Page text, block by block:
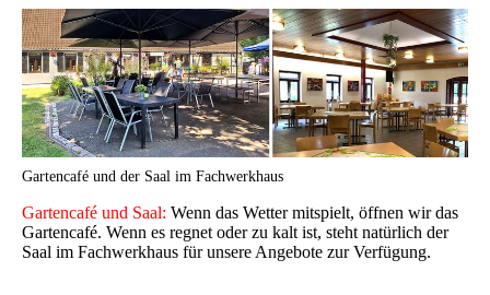
Gartencafé und der Saal im Fachwerkhaus
Gartencafé und Saal: Wenn das Wetter mitspielt, öffnen wir das
Gartencafé. Wenn es regnet oder zu kalt ist, steht natürlich der
Saal im Fachwerkhaus für unsere Angebote zur Verfügung.